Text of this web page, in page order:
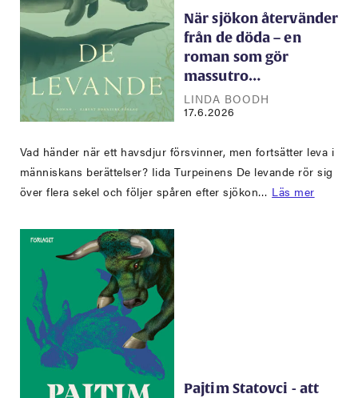
När sjökon återvänder
från de döda – en
roman som gör
massutro…
LINDA BOODH
17.6.2026
Vad händer när ett havsdjur försvinner, men fortsätter leva i
människans berättelser? Iida Turpeinens De levande rör sig
över flera sekel och följer spåren efter sjökon… Läs mer
Pajtim Statovci - att